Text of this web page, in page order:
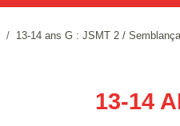
13-14 ans G : JSMT 2 /
13-14